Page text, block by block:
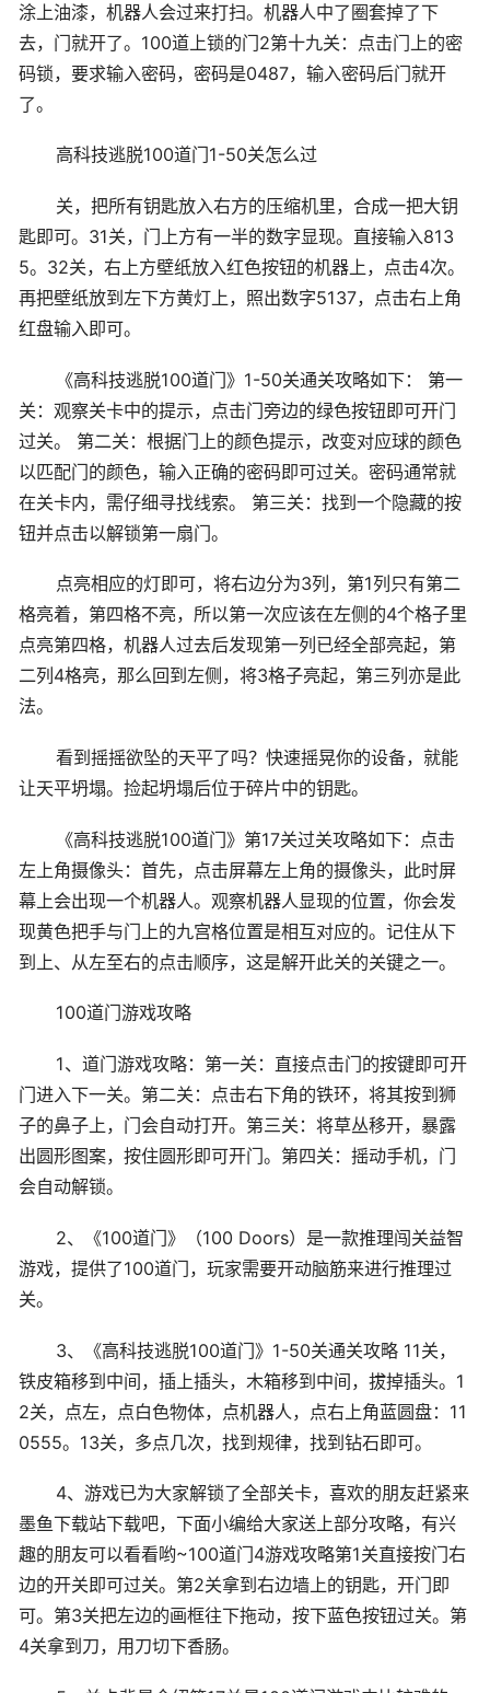
涂上油漆，机器人会过来打扫。机器人中了圈套掉了下
去，门就开了。100道上锁的门2第十九关：点击门上的密
码锁，要求输入密码，密码是0487，输入密码后门就开
了。
高科技逃脱100道门1-50关怎么过
关，把所有钥匙放入右方的压缩机里，合成一把大钥
匙即可。31关，门上方有一半的数字显现。直接输入813
5。32关，右上方壁纸放入红色按钮的机器上，点击4次。
再把壁纸放到左下方黄灯上，照出数字5137，点击右上角
红盘输入即可。
《高科技逃脱100道门》1-50关通关攻略如下： 第一
关：观察关卡中的提示，点击门旁边的绿色按钮即可开门
过关。 第二关：根据门上的颜色提示，改变对应球的颜色
以匹配门的颜色，输入正确的密码即可过关。密码通常就
在关卡内，需仔细寻找线索。 第三关：找到一个隐藏的按
钮并点击以解锁第一扇门。
点亮相应的灯即可，将右边分为3列，第1列只有第二
格亮着，第四格不亮，所以第一次应该在左侧的4个格子里
点亮第四格，机器人过去后发现第一列已经全部亮起，第
二列4格亮，那么回到左侧，将3格子亮起，第三列亦是此
法。
看到摇摇欲坠的天平了吗？快速摇晃你的设备，就能
让天平坍塌。捡起坍塌后位于碎片中的钥匙。
《高科技逃脱100道门》第17关过关攻略如下：点击
左上角摄像头：首先，点击屏幕左上角的摄像头，此时屏
幕上会出现一个机器人。观察机器人显现的位置，你会发
现黄色把手与门上的九宫格位置是相互对应的。记住从下
到上、从左至右的点击顺序，这是解开此关的关键之一。
100道门游戏攻略
1、道门游戏攻略：第一关：直接点击门的按键即可开
门进入下一关。第二关：点击右下角的铁环，将其按到狮
子的鼻子上，门会自动打开。第三关：将草丛移开，暴露
出圆形图案，按住圆形即可开门。第四关：摇动手机，门
会自动解锁。
2、《100道门》（100 Doors）是一款推理闯关益智
游戏，提供了100道门，玩家需要开动脑筋来进行推理过
关。
3、《高科技逃脱100道门》1-50关通关攻略 11关，
铁皮箱移到中间，插上插头，木箱移到中间，拔掉插头。1
2关，点左，点白色物体，点机器人，点右上角蓝圆盘：11
0555。13关，多点几次，找到规律，找到钻石即可。
4、游戏已为大家解锁了全部关卡，喜欢的朋友赶紧来
墨鱼下载站下载吧，下面小编给大家送上部分攻略，有兴
趣的朋友可以看看哟~100道门4游戏攻略第1关直接按门右
边的开关即可过关。第2关拿到右边墙上的钥匙，开门即
可。第3关把左边的画框往下拖动，按下蓝色按钮过关。第
4关拿到刀，用刀切下香肠。